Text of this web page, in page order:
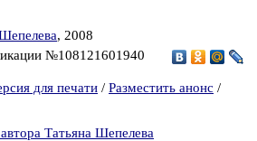
, 2008
№108121601940
для печати / Разместить анонс /
Татьяна Шепелева